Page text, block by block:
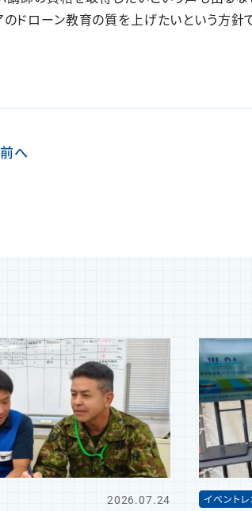
のドローン教育の質を上げたいという方針で
前へ
2026.07.24 イベント